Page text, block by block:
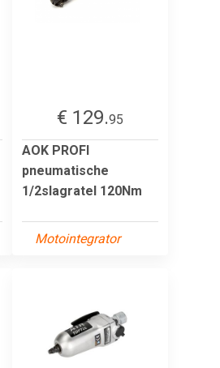
€ 129.95
AOK PROFI
pneumatische
1/2slagratel 120Nm
Motointegrator